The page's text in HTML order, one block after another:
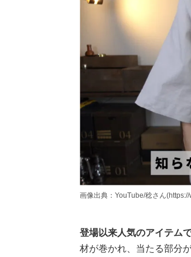
画像出典：YouTube/稔さん
登場以来人気のアイテム
材が巻かれ、当たる部分